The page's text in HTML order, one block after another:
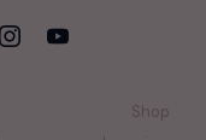
Shop